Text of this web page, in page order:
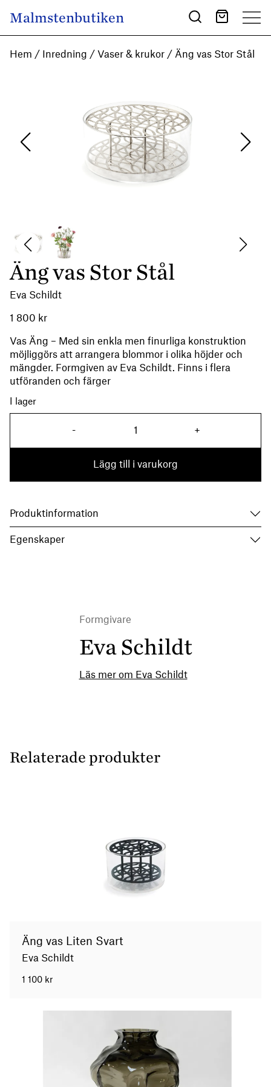
Main Navigation
Malmstenbutiken
Hem / Inredning / Vaser & krukor / Äng vas Stor Stål
Äng vas Stor Stål
Eva Schildt
1 800 kr
Vas Äng – Med sin enkla men finurliga konstruktion
möjliggörs att arrangera blommor i olika höjder och
mängder. Formgiven av Eva Schildt. Finns i flera
utföranden och färger
I lager
- Äng vas Stor Stål mängd
+
Lägg till i varukorg
Produktinformation
Egenskaper
Formgivare
Eva Schildt
Läs mer om Eva Schildt
Relaterade produkter
Äng vas Liten Svart
Eva Schildt
1 100 kr